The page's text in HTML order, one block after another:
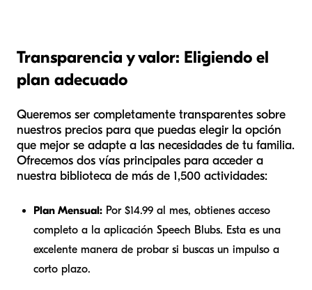
Transparencia y valor: Eligiendo el
plan adecuado
Queremos ser completamente transparentes sobre
nuestros precios para que puedas elegir la opción
que mejor se adapte a las necesidades de tu familia.
Ofrecemos dos vías principales para acceder a
nuestra biblioteca de más de 1,500 actividades:
Plan Mensual: Por $14.99 al mes, obtienes acceso
completo a la aplicación Speech Blubs. Esta es una
excelente manera de probar si buscas un impulso a
corto plazo.